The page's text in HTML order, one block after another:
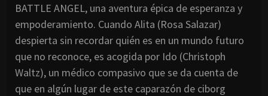
BATTLE ANGEL, una aventura épica de esperanza y
empoderamiento. Cuando Alita (Rosa Salazar)
despierta sin recordar quién es en un mundo futuro
que no reconoce, es acogida por Ido (Christoph
Waltz), un médico compasivo que se da cuenta de
que en algún lugar de este caparazón de ciborg